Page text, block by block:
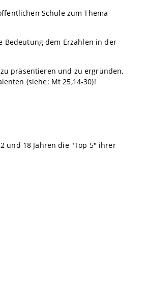
Schule zum Thema
Bedeutung dem Erzählen in der
präsentieren und zu ergründen,
(siehe: Mt 25,14-30)!
und 18 Jahren die "Top 5" ihrer